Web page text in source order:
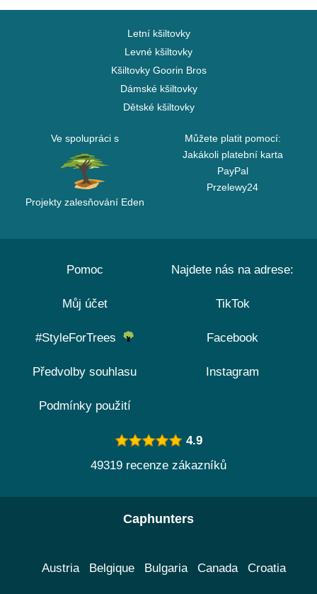
Letní kšiltovky
Levné kšiltovky
Kšiltovky Goorin Bros
Dámské kšiltovky
Dětské kšiltovky
Ve spolupráci s
Projekty zalesňování Eden
Můžete platit pomocí:
Jakákoli platební karta
PayPal
Przelewy24
Pomoc
Můj účet
#StyleForTrees
Předvolby souhlasu
Podmínky použití
Najdete nás na adrese:
TikTok
Facebook
Instagram
4.9
49319 recenze zákazníků
Caphunters
Austria Belgique Bulgaria Canada Croatia